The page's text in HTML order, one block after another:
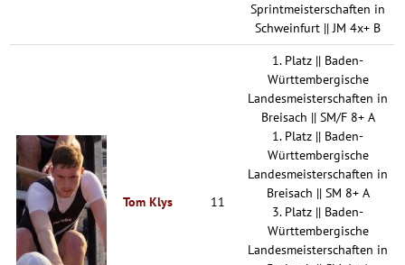
Sprintmeisterschaften in
Schweinfurt || JM 4x+ B
Tom Klys 11
1. Platz || Baden-
Württembergische
Landesmeisterschaften in
Breisach || SM/F 8+ A
1. Platz || Baden-
Württembergische
Landesmeisterschaften in
Breisach || SM 8+ A
3. Platz || Baden-
Württembergische
Landesmeisterschaften in